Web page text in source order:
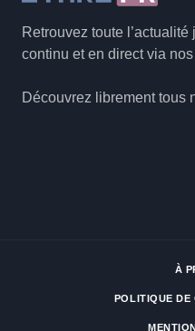
Retrouvez toute
continu et en direct via
Découvrez librement tous
À
POLITIQUE DE